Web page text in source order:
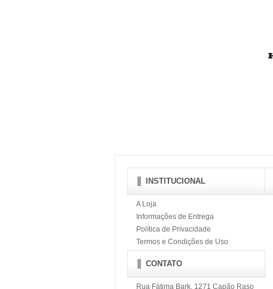
INSTITUCIONAL
A Loja
Informações de Entrega
Política de Privacidade
Termos e Condições de Uso
CONTATO
Rua Fátima Bark, 1271 Capão Raso